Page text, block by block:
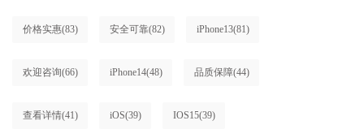
价格实惠(83) 安全可靠(82) iPhone13(81)
欢迎咨询(66) iPhone14(48) 品质保障(44)
查看详情(41) iOS(39) IOS15(39)